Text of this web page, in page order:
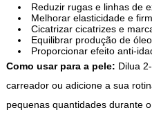
Reduzir rugas e linhas de
Melhorar elasticidade e
Cicatrizar cicatrizes e
Equilibrar produção de
Proporcionar efeito anti-
Como usar para a pele: Dilua
carreador ou adicione a sua
pequenas quantidades durante o